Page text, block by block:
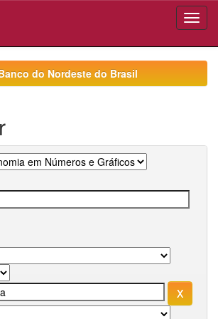
do Nordeste do Brasil